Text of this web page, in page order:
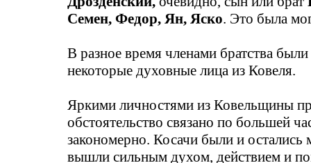
Семен, Федор, Ян,Яско. Это была
В разное время членами братства
некоторые духовные лица из Ковеля.
Яркими личностями изКовельщины
обстоятельство связано по большей
закономерно. Косачи были и остались
вышли сильным духом, действием и